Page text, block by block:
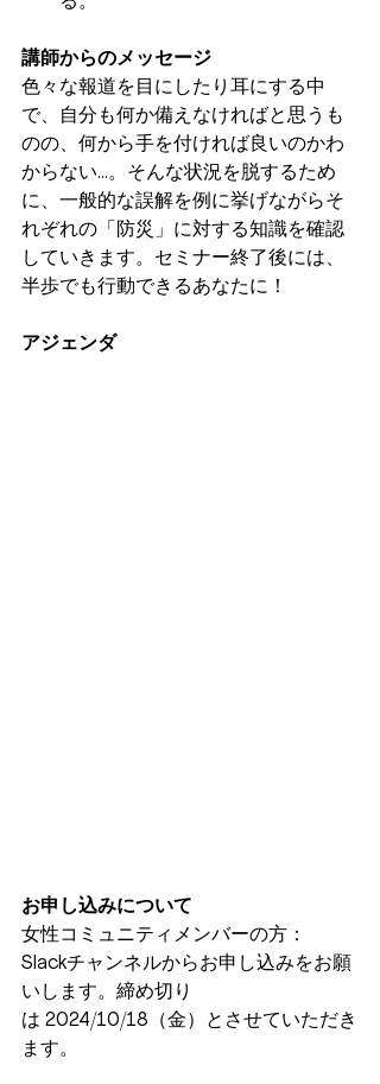
講師からのメッセージ
色々な報道を目にしたり耳にする中
で、自分も何か備えなければと思うも
のの、何から手を付ければ良いのかわ
からない…。そんな状況を脱するため
に、一般的な誤解を例に挙げながらそ
れぞれの「防災」に対する知識を確認
していきます。セミナー終了後には、
半歩でも行動できるあなたに！
アジェンダ
お申し込みについて
女性コミュニティメンバーの方：
Slackチャンネルからお申し込みをお願
いします。締め切り
は 2024/10/18（金）とさせていただき
ます。